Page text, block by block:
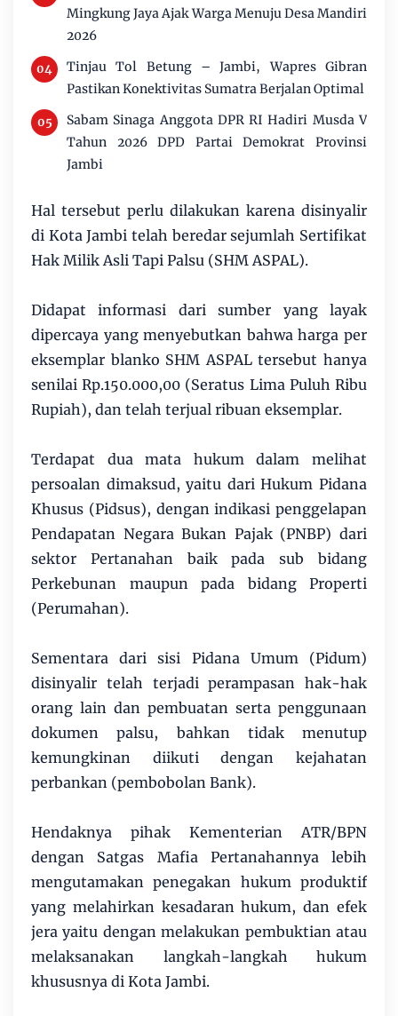
Mingkung Jaya Ajak Warga Menuju Desa Mandiri
2026
Tinjau Tol Betung – Jambi, Wapres Gibran
Pastikan Konektivitas Sumatra Berjalan Optimal
Sabam Sinaga Anggota DPR RI Hadiri Musda V
Tahun 2026 DPD Partai Demokrat Provinsi
Jambi
Hal tersebut perlu dilakukan karena disinyalir
di Kota Jambi telah beredar sejumlah Sertifikat
Hak Milik Asli Tapi Palsu (SHM ASPAL).
Didapat informasi dari sumber yang layak
dipercaya yang menyebutkan bahwa harga per
eksemplar blanko SHM ASPAL tersebut hanya
senilai Rp.150.000,00 (Seratus Lima Puluh Ribu
Rupiah), dan telah terjual ribuan eksemplar.
Terdapat dua mata hukum dalam melihat
persoalan dimaksud, yaitu dari Hukum Pidana
Khusus (Pidsus), dengan indikasi penggelapan
Pendapatan Negara Bukan Pajak (PNBP) dari
sektor Pertanahan baik pada sub bidang
Perkebunan maupun pada bidang Properti
(Perumahan).
Sementara dari sisi Pidana Umum (Pidum)
disinyalir telah terjadi perampasan hak-hak
orang lain dan pembuatan serta penggunaan
dokumen palsu, bahkan tidak menutup
kemungkinan diikuti dengan kejahatan
perbankan (pembobolan Bank).
Hendaknya pihak Kementerian ATR/BPN
dengan Satgas Mafia Pertanahannya lebih
mengutamakan penegakan hukum produktif
yang melahirkan kesadaran hukum, dan efek
jera yaitu dengan melakukan pembuktian atau
melaksanakan langkah-langkah hukum
khususnya di Kota Jambi.